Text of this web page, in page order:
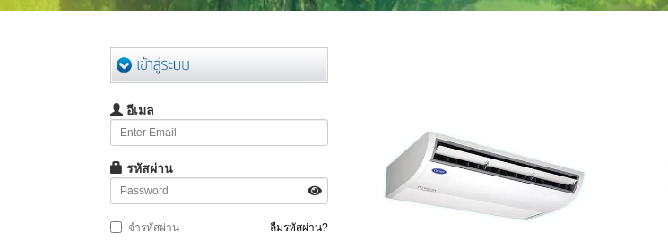
อีเมล
รหัสผ่าน
จำรหัสผ่าน ลืมรหัสผ่าน?